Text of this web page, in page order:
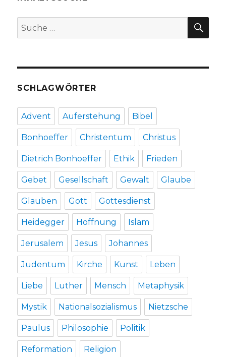
Christoph
Welver
Suche
nach:
SCHLAGWÖRTER
Advent Auferstehung Bibel
Bonhoeffer Christentum Christus
Dietrich Bonhoeffer Ethik Frieden
Gebet Gesellschaft Gewalt Glaube
Glauben Gott Gottesdienst
Heidegger Hoffnung Islam
Jerusalem Jesus Johannes
Judentum Kirche Kunst Leben
Liebe Luther Mensch Metaphysik
Mystik Nationalsozialismus Nietzsche
Paulus Philosophie Politik
Reformation Religion